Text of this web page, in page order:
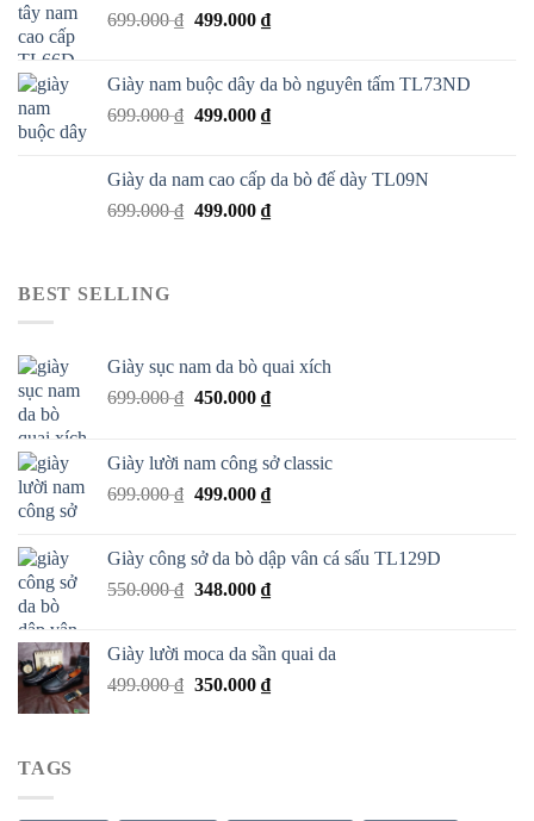
699.000₫ 499.000 ₫
Giày nam buộc dây da bò nguyên tấm TL73ND
699.000₫ 499.000 ₫
Giày da nam cao cấp da bò đế dày TL09N
699.000₫ 499.000 ₫
BEST SELLING
Giày sục nam da bò quai xích
699.000₫ 450.000 ₫
Giày lười nam công sở classic
699.000₫ 499.000 ₫
Giày công sở da bò dập vân cá sấu TL129D
550.000₫ 348.000 ₫
Giày lười moca da sần quai da
499.000₫ 350.000 ₫
TAGS